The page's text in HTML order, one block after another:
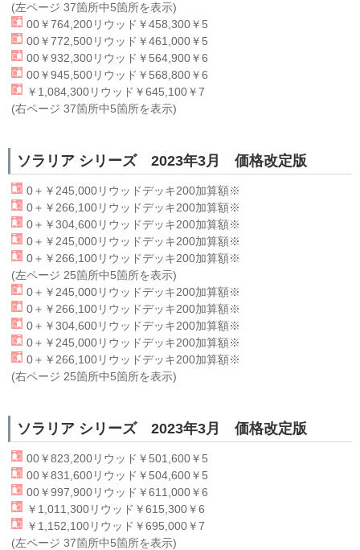
(左ページ 37箇所中5箇所を表示)
00￥764,200リウッド ￥458,300￥5
00￥772,500リウッド ￥461,000￥5
00￥932,300リウッド ￥564,900￥6
00￥945,500リウッド ￥568,800￥6
￥1,084,300リウッド ￥645,100￥7
(右ページ 37箇所中5箇所を表示)
ソラリア シリーズ 2023年3月 価格改定版
0＋￥245,000リウッドデッキ200加算額※
0＋￥266,100リウッドデッキ200加算額※
0＋￥304,600リウッドデッキ200加算額※
0＋￥245,000リウッドデッキ200加算額※
0＋￥266,100リウッドデッキ200加算額※
(左ページ 25箇所中5箇所を表示)
0＋￥245,000リウッドデッキ200加算額※
0＋￥266,100リウッドデッキ200加算額※
0＋￥304,600リウッドデッキ200加算額※
0＋￥245,000リウッドデッキ200加算額※
0＋￥266,100リウッドデッキ200加算額※
(右ページ 25箇所中5箇所を表示)
ソラリア シリーズ 2023年3月 価格改定版
00￥823,200リウッド ￥501,600￥5
00￥831,600リウッド ￥504,600￥5
00￥997,900リウッド ￥611,000￥6
￥1,011,300リウッド ￥615,300￥6
￥1,152,100リウッド ￥695,000￥7
(左ページ 37箇所中5箇所を表示)